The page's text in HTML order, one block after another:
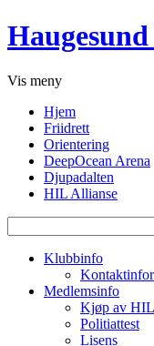
Vis meny
Hjem
Friidrett
Orientering
DeepOcean Arena
Djupadalten
HIL Allianse
etter:
Klubbinfo
Medlemsinfo
Kjøp av
Politiattest
Lisens